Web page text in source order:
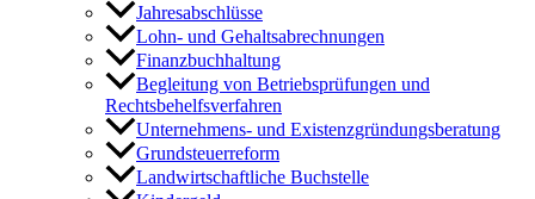
Jahresabschlüsse
Lohn- und Gehaltsabrechnungen
Finanzbuchhaltung
Begleitung von Betriebsprüfungen und
Rechtsbehelfsverfahren
Unternehmens- und Existenzgründungsberatung
Grundsteuerreform
Landwirtschaftliche Buchstelle